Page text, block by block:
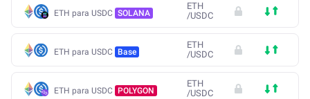
ETH para USDC SOLANA
ETH
/USDC
ETH para USDC Base
ETH
/USDC
ETH para USDC POLYGON
ETH
/USDC